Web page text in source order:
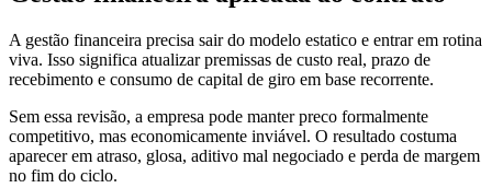
A gestão financeira precisa sair do modelo estatico e entrar em rotina
viva. Isso significa atualizar premissas de custo real, prazo de
recebimento e consumo de capital de giro em base recorrente.
Sem essa revisão, a empresa pode manter preco formalmente
competitivo, mas economicamente inviável. O resultado costuma
aparecer em atraso, glosa, aditivo mal negociado e perda de margem
no fim do ciclo.